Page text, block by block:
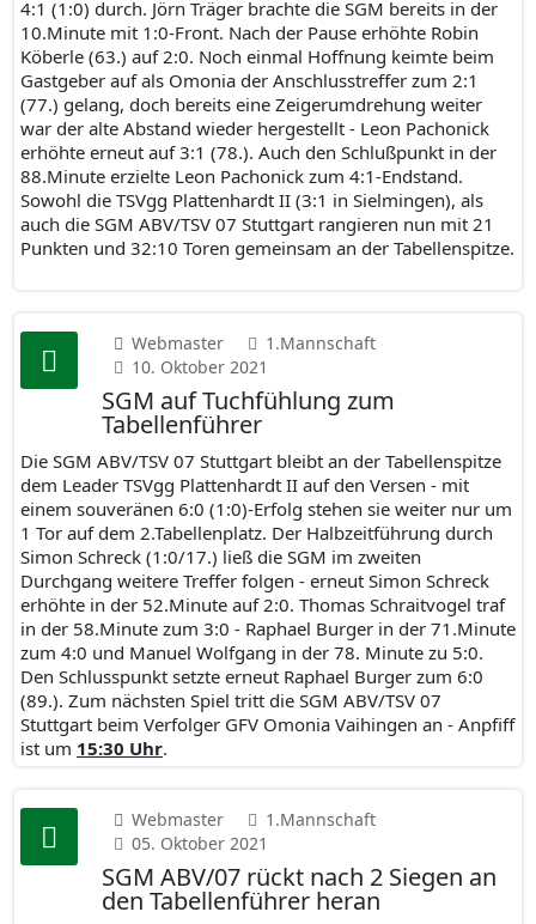
4:1 (1:0) durch. Jörn Träger brachte die SGM bereits in der
10.Minute mit 1:0-Front. Nach der Pause erhöhte Robin
Köberle (63.) auf 2:0. Noch einmal Hoffnung keimte beim
Gastgeber auf als Omonia der Anschlusstreffer zum 2:1
(77.) gelang, doch bereits eine Zeigerumdrehung weiter
war der alte Abstand wieder hergestellt - Leon Pachonick
erhöhte erneut auf 3:1 (78.). Auch den Schlußpunkt in der
88.Minute erzielte Leon Pachonick zum 4:1-Endstand.
Sowohl die TSVgg Plattenhardt II (3:1 in Sielmingen), als
auch die SGM ABV/TSV 07 Stuttgart rangieren nun mit 21
Punkten und 32:10 Toren gemeinsam an der Tabellenspitze.
Webmaster
1.Mannschaft
10. Oktober 2021
SGM auf Tuchfühlung zum
Tabellenführer
Die SGM ABV/TSV 07 Stuttgart bleibt an der Tabellenspitze
dem Leader TSVgg Plattenhardt II auf den Versen - mit
einem souveränen 6:0 (1:0)-Erfolg stehen sie weiter nur um
1 Tor auf dem 2.Tabellenplatz. Der Halbzeitführung durch
Simon Schreck (1:0/17.) ließ die SGM im zweiten
Durchgang weitere Treffer folgen - erneut Simon Schreck
erhöhte in der 52.Minute auf 2:0. Thomas Schraitvogel traf
in der 58.Minute zum 3:0 - Raphael Burger in der 71.Minute
zum 4:0 und Manuel Wolfgang in der 78. Minute zu 5:0.
Den Schlusspunkt setzte erneut Raphael Burger zum 6:0
(89.). Zum nächsten Spiel tritt die SGM ABV/TSV 07
Stuttgart beim Verfolger GFV Omonia Vaihingen an - Anpfiff
ist um 15:30 Uhr.
Webmaster
1.Mannschaft
05. Oktober 2021
SGM ABV/07 rückt nach 2 Siegen an
den Tabellenführer heran